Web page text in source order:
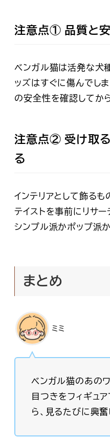
注意点① 品質と
ベンガル猫は活発な犬
ッズはすぐに傷んでしま
の安全性を確認してから
注意点② 受け取
る
インテリアとして飾る
テイストを事前にリサー
シンプル派かポップ派
まとめ
ミミ
ベンガル猫のあの
目つきをフィギュ
ら、見るたびに興奮